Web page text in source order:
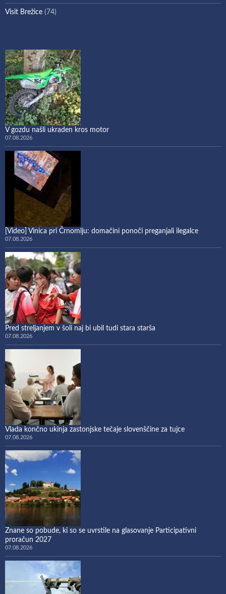
Visit Brežice (74)
V gozdu našli ukraden kros motor
07.08.2026
[Video] Vinica pri Črnomlju: domačini ponoči preganjali ilegalce
07.08.2026
Pred streljanjem v šoli naj bi ubil tudi stara starša
07.08.2026
Vlada končno ukinja zastonjske tečaje slovenščine za tujce
07.08.2026
Znane so pobude, ki so se uvrstile na glasovanje Participativni
proračun 2027
07.08.2026